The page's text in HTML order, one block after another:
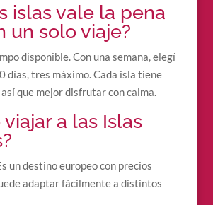
islas vale la pena
un solo viaje?
disponible. Con una semana, elegí
días, tres máximo. Cada isla tiene
que mejor disfrutar con calma.
viajar a las Islas
un destino europeo con precios
adaptar fácilmente a distintos